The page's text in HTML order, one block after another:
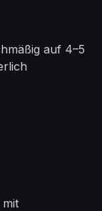
auf 4–5